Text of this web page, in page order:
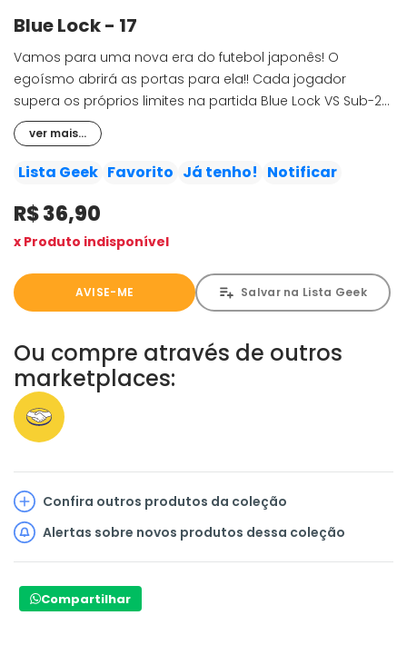
Blue Lock - 17
Vamos para uma nova era do futebol japonês! O
egoísmo abrirá as portas para ela!! Cada jogador
supera os próprios limites na partida Blue Lock VS Sub-20!
À medida que a relação entre os irmãos Itoshi se
aprofunda e o imprevisível futebol de altíssimo nível se
desenrola, Nagi, Bachira, Isagi e todos os outros
sonho e a obsessão de Jinpachi Ego pode destruir o
ver mais...
Lista Geek Favorito Já tenho! Notificar
R$ 36,90
x Produto indisponível
AVISE-ME Salvar na Lista Geek
Ou compre através de outros
marketplaces:
Confira outros produtos da coleção
Alertas sobre novos produtos dessa coleção
Compartilhar